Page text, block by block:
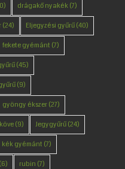
drágakő nyakék(7)
(24) Eljegyzési gyűrű(40)
fekete gyémánt (7)
(45)
(9)
gyöngy ékszer(27)
(9) Jegygyűrű(24)
kék gyémánt (7)
(6) rubin (7)